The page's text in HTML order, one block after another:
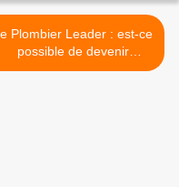
Plombier Leader : est-ce
possible de devenir
plombier B'leader sur le